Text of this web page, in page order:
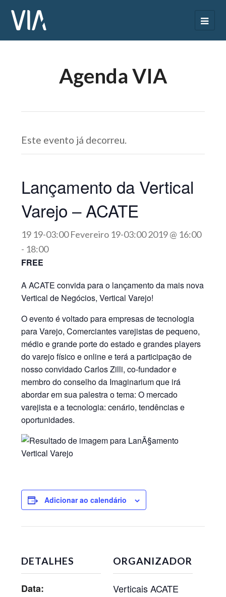
Agenda VIA
Este evento já decorreu.
Lançamento da Vertical
Varejo – ACATE
19 19-03:00 Fevereiro 19-03:00 2019 @ 16:00
- 18:00
FREE
A ACATE convida para o lançamento da mais nova
Vertical de Negócios, Vertical Varejo!
O evento é voltado para empresas de tecnologia
para Varejo, Comerciantes varejistas de pequeno,
médio e grande porte do estado e grandes players
do varejo físico e online e terá a participação de
nosso convidadoCarlos Zilli, co-fundador e
membro do conselho da Imaginarium que irá
abordar em sua palestra o tema: O mercado
varejista e a tecnologia: cenário, tendências e
oportunidades.
Adicionar ao calendário
DETALHES
Data:
ORGANIZADOR
Verticais ACATE